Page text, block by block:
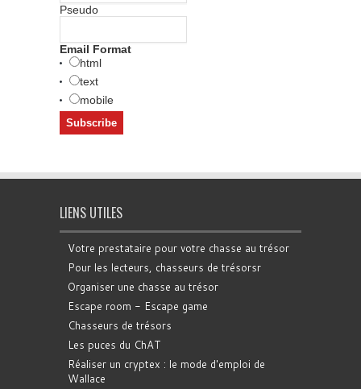
Pseudo
Email Format
html
text
mobile
LIENS UTILES
Votre prestataire pour votre chasse au trésor
Pour les lecteurs, chasseurs de trésorsr
Organiser une chasse au trésor
Escape room - Escape game
Chasseurs de trésors
Les puces du ChAT
Réaliser un cryptex : le mode d'emploi de
Wallace